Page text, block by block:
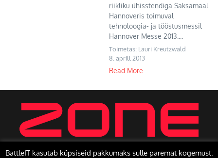
riikliku ühisstendiga Saksamaal
Hannoveris toimuval
tehnoloogia- ja tööstusmessil
Hannover Messe 2013....
Toimetas: Lauri Kreutzwald
8. aprill 2013
Read More
BattleIT kasutab küpsiseid pakkumaks sulle paremat kogemust.